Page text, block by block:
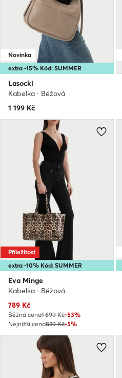
extra -15% Kód: SUMMER
Novinka
Lasocki
Kabelka · Béžová
1 199 Kč
extra -10% Kód: SUMMER
Příležitost
Eva Minge
Kabelka · Béžová
Aktuální cena
789 Kč
Běžná cena1 699 Kč-53%
Nejnižší cena839 Kč-5%